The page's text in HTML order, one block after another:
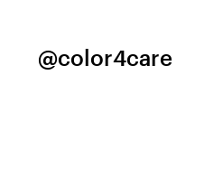
@color4care